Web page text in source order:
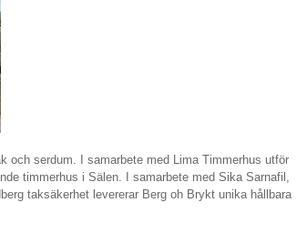
och serdum. I samarbete med Lima Timmerhus utför
timmerhus i Sälen. I samarbete med Sika Sarnafil,
taksäkerhet levererar Berg oh Brykt unika hållbara